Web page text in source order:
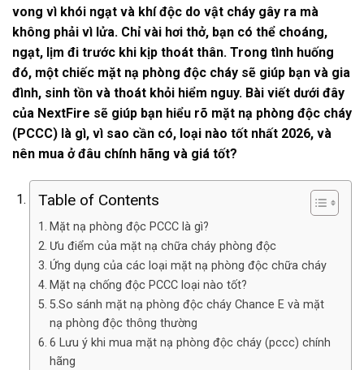
vong vì khói ngạt và khí độc do vật cháy gây ra mà
không phải vì lửa. Chỉ vài hơi thở, bạn có thể choáng,
ngạt, lịm đi trước khi kịp thoát thân. Trong tình huống
đó, một chiếc mặt nạ phòng độc cháy sẽ giúp bạn và gia
đình, sinh tồn và thoát khỏi hiểm nguy. Bài viết dưới đây
của NextFire sẽ giúp bạn hiểu rõ mặt nạ phòng độc cháy
(PCCC) là gì, vì sao cần có, loại nào tốt nhất 2026, và
nên mua ở đâu chính hãng và giá tốt?
Table of Contents
Mặt nạ phòng độc PCCC là gì?
Ưu điểm của mặt nạ chữa cháy phòng độc
Ứng dụng của các loại mặt nạ phòng độc chữa cháy
Mặt nạ chống độc PCCC loại nào tốt?
5.So sánh mặt nạ phòng độc cháy Chance E và mặt
nạ phòng độc thông thường
6 Lưu ý khi mua mặt nạ phòng độc cháy (pccc) chính
hãng